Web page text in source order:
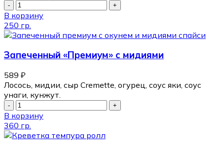
В корзину
250 гр.
Запеченный «Премиум» с мидиями
589 ₽
Лосось, мидии, сыр Cremette, огурец, соус яки, соус
унаги, кунжут.
В корзину
360 гр.